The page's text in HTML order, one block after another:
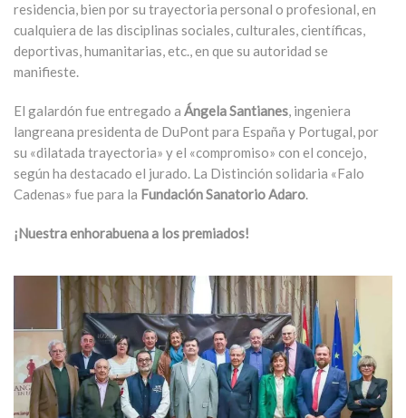
residencia, bien por su trayectoria personal o profesional, en
cualquiera de las disciplinas sociales, culturales, científicas,
deportivas, humanitarias, etc., en que su autoridad se
manifieste.
El galardón fue entregado a Ángela Santianes, ingeniera
langreana presidenta de DuPont para España y Portugal, por
su «dilatada trayectoria» y el «compromiso» con el concejo,
según ha destacado el jurado. La Distinción solidaria «Falo
Cadenas» fue para la Fundación Sanatorio Adaro.
¡Nuestra enhorabuena a los premiados!